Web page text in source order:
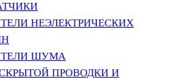
НЕЭЛЕКТРИЧЕСКИХ
ШУМА
ПРОВОДКИ И